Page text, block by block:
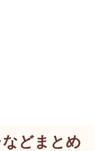
どまとめ